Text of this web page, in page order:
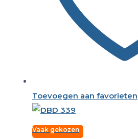
Toevoegen aan favorieten
Vaak gekozen